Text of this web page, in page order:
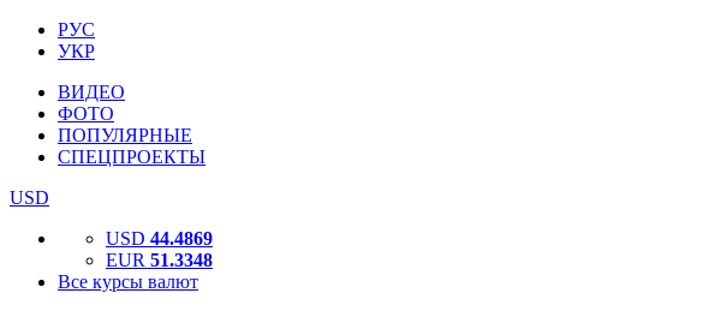
РУС
УКР
ВИДЕО
ФОТО
ПОПУЛЯРНЫЕ
СПЕЦПРОЕКТЫ
USD
USD 44.4869
EUR 51.3348
Все курсы валют